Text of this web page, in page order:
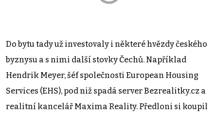
Do bytu tady už investovaly i některé hvězdy českého
byznysu a s nimi další stovky Čechů. Například
Hendrik Meyer, šéf společnosti European Housing
Services (EHS), pod niž spadá server Bezrealitky.cz a
realitní kancelář Maxima Reality. Předloni si koupil